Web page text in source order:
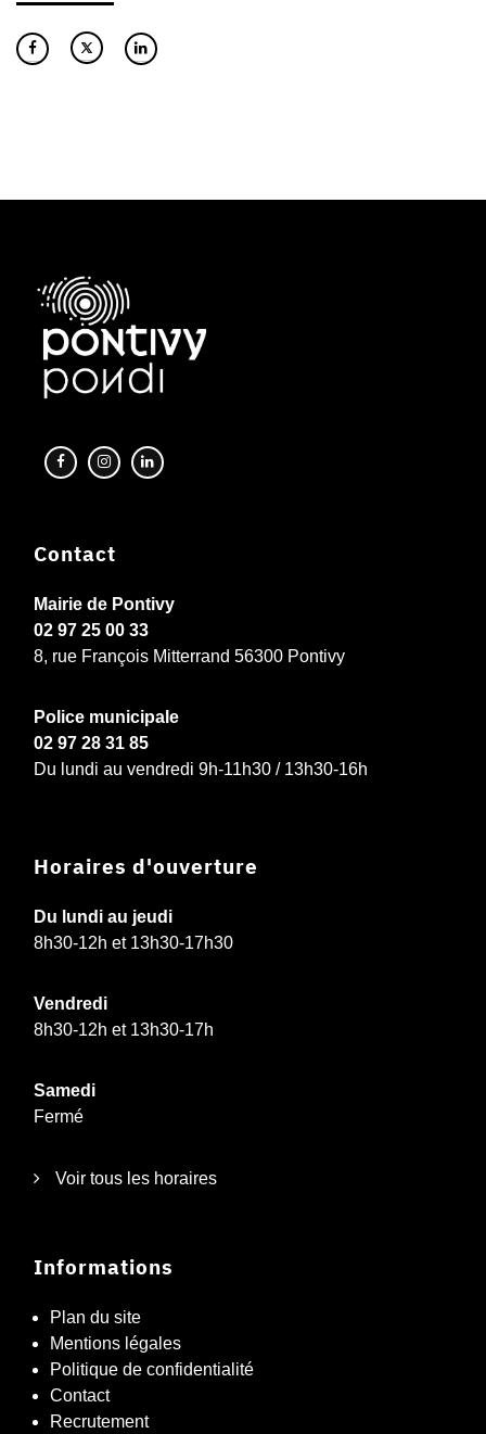
Contact
Mairie de Pontivy
02 97 25 00 33
8, rue François Mitterrand 56300 Pontivy
Police municipale
02 97 28 31 85
Du lundi au vendredi 9h-11h30 / 13h30-16h
Horaires d'ouverture
Du lundi au jeudi
8h30-12h et 13h30-17h30
Vendredi
8h30-12h et 13h30-17h
Samedi
Fermé
Voir tous les horaires
Informations
Plan du site
Mentions légales
Politique de confidentialité
Contact
Recrutement